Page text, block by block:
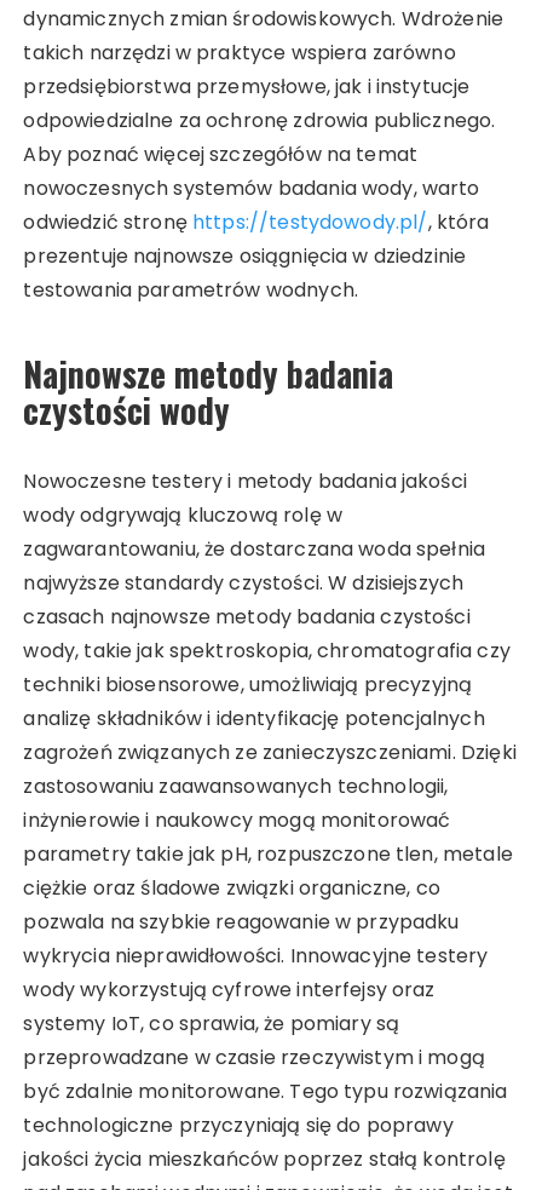
dynamicznych zmian środowiskowych. Wdrożenie
takich narzędzi w praktyce wspiera zarówno
przedsiębiorstwa przemysłowe, jak i instytucje
odpowiedzialne za ochronę zdrowia publicznego.
Aby poznać więcej szczegółów na temat
nowoczesnych systemów badania wody, warto
odwiedzić stronę https://testydowody.pl/, która
prezentuje najnowsze osiągnięcia w dziedzinie
testowania parametrów wodnych.
Najnowsze metody badania
czystości wody
Nowoczesne testery i metody badania jakości
wody odgrywają kluczową rolę w
zagwarantowaniu, że dostarczana woda spełnia
najwyższe standardy czystości. W dzisiejszych
czasach najnowsze metody badania czystości
wody, takie jak spektroskopia, chromatografia czy
techniki biosensorowe, umożliwiają precyzyjną
analizę składników i identyfikację potencjalnych
zagrożeń związanych ze zanieczyszczeniami. Dzięki
zastosowaniu zaawansowanych technologii,
inżynierowie i naukowcy mogą monitorować
parametry takie jak pH, rozpuszczone tlen, metale
ciężkie oraz śladowe związki organiczne, co
pozwala na szybkie reagowanie w przypadku
wykrycia nieprawidłowości. Innowacyjne testery
wody wykorzystują cyfrowe interfejsy oraz
systemy IoT, co sprawia, że pomiary są
przeprowadzane w czasie rzeczywistym i mogą
być zdalnie monitorowane. Tego typu rozwiązania
technologiczne przyczyniają się do poprawy
jakości życia mieszkańców poprzez stałą kontrolę